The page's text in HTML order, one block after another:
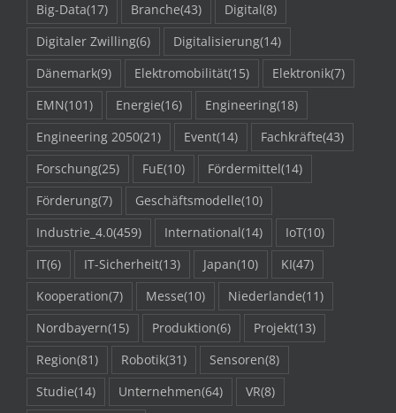
Big-Data(17) Branche(43) Digital(8)
Digitaler Zwilling(6) Digitalisierung(14)
Dänemark(9) Elektromobilität(15) Elektronik(7)
EMN(101) Energie(16) Engineering(18)
Engineering 2050(21) Event(14) Fachkräfte(43)
Forschung(25) FuE(10) Fördermittel(14)
Förderung(7) Geschäftsmodelle(10)
Industrie_4.0(459) International(14) IoT(10)
IT(6) IT-Sicherheit(13) Japan(10) KI(47)
Kooperation(7) Messe(10) Niederlande(11)
Nordbayern(15) Produktion(6) Projekt(13)
Region(81) Robotik(31) Sensoren(8)
Studie(14) Unternehmen(64) VR(8)